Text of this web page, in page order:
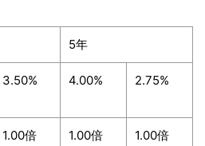
5年
3.50% 4.00% 2.75%
1.00倍 1.00倍 1.00倍